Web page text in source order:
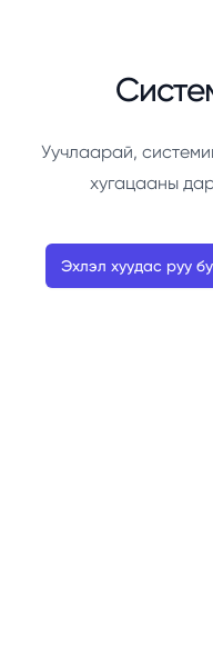
Уучлаарай,
хугацааны
Эхлэл хуудас руу